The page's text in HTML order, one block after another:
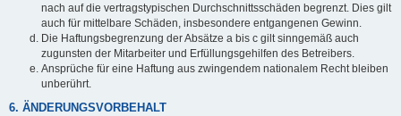
nach auf die vertragstypischen Durchschnittsschäden begrenzt. Dies gilt
auch für mittelbare Schäden, insbesondere entgangenen Gewinn.
Die Haftungsbegrenzung der Absätze a bis c gilt sinngemäß auch
zugunsten der Mitarbeiter und Erfüllungsgehilfen des Betreibers.
Ansprüche für eine Haftung aus zwingendem nationalem Recht bleiben
unberührt.
6. ÄNDERUNGSVORBEHALT